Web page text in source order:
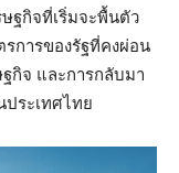
ฐกิจที่เริ่มจะพื้นตัว
การของรัฐที่คงผ่อน
กิจ และการกลับมา
ประเทศไทย